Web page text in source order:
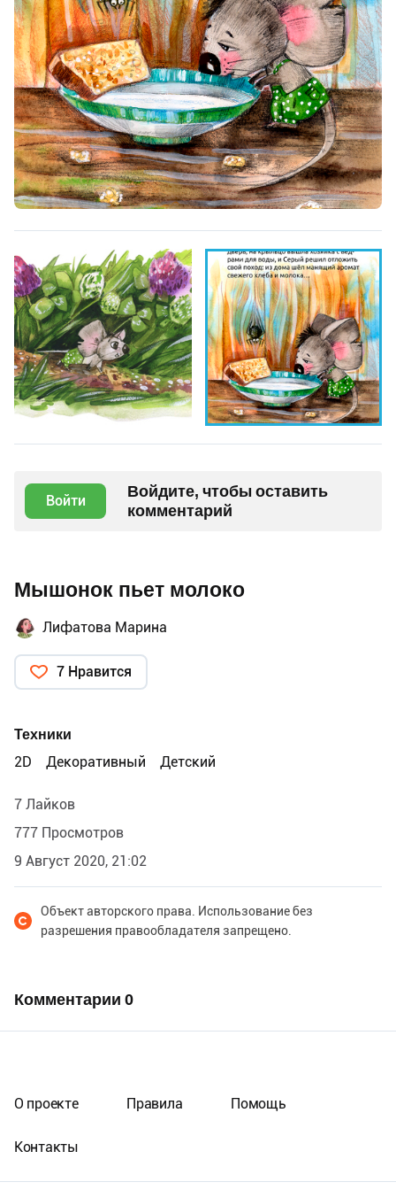
Войти
Войдите, чтобы оставить
комментарий
Мышонок пьет молоко
Лифатова Марина
7 Нравится
Техники
2D
Декоративный Детский
7 Лайков
777 Просмотров
9 Август 2020, 21:02
Объект авторского права. Использование без
разрешения правообладателя запрещено.
Комментарии 0
О проекте Правила Помощь
Контакты